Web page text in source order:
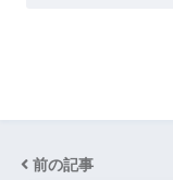
前の記事